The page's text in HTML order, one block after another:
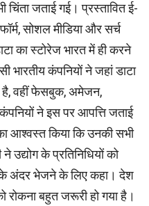
चिंता जताई गई। प्रस्तावित ई-
सोशल मीडिया और सर्च
का स्टोरेज भारत में ही करने
भारतीय कंपनियों ने जहां डाटा
है, वहीं फेसबुक, अमेजन,
ने इस पर आपत्ति जताई
आश्वस्त किया कि उनकी सभी
उद्योग के प्रतिनिधियों को
के अंदर भेजने के लिए कहा। देश
बहुत जरूरी हो गया है।